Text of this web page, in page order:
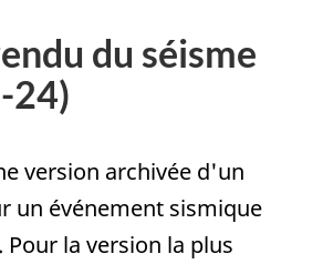
du séisme
24)
version archivée d'un
un événement sismique
la version la plus